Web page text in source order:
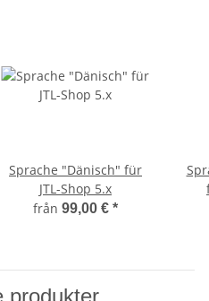
Sprache "Dänisch" für
JTL-Shop 5.x
från 99,00 € *
produkter